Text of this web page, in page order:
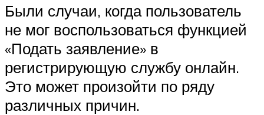
Были случаи, когда пользователь
не мог воспользоваться функцией
«Подать заявление» в
регистрирующую службу онлайн.
Это может произойти по ряду
различных причин.